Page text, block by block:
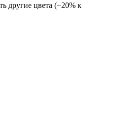
другие цвета (+20% к